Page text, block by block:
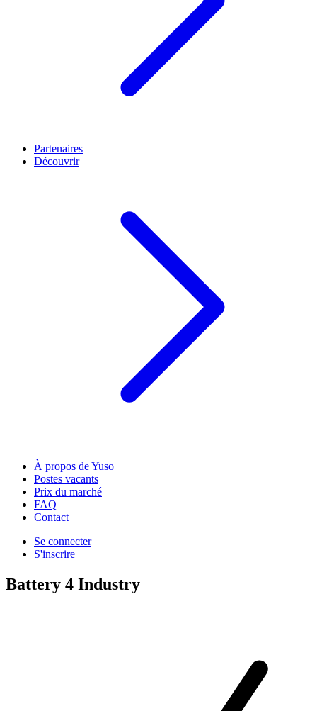
Partenaires
Découvrir
À propos de Yuso
Postes vacants
Prix du marché
FAQ
Contact
Se connecter
S'inscrire
Battery 4 Industry